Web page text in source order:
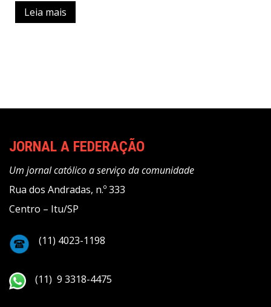
Leia mais
JORNAL A FEDERAÇÃO
Um jornal católico a serviço da comunidade
Rua dos Andradas, n.º 333
Centro – Itu/SP
(11) 4023-1198
(11) 9 3318-4475